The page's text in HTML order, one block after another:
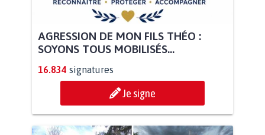
AGRESSION DE MON FILS THÉO :
SOYONS TOUS MOBILISÉS...
16.834 signatures
Je signe